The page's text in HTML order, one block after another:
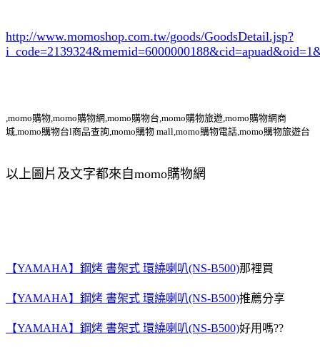
http://www.momoshop.com.tw/goods/GoodsDetail.jsp?
i_code=2139324
,momo購物,momo購物網,momo購物台,momo購物旅遊,momo購物網商
城,momo購物台l商品查詢,momo購物 mall,momo購物電話,momo購物旅遊台
以上圖片及文字都來自momo購物網
【YAMAHA】鋼烤 書架式 環繞喇叭(NS-B500)那裡買
【YAMAHA】鋼烤 書架式 環繞喇叭(NS-B500)推薦分享
【YAMAHA】鋼烤 書架式 環繞喇叭(NS-B500)好用嗎??